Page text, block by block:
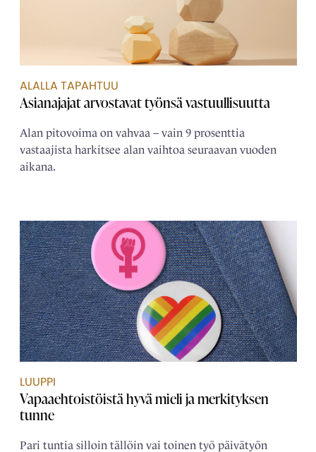
ALALLA TAPAHTUU
Asianajajat arvostavat työnsä vastuullisuutta
Alan pitovoima on vahvaa – vain 9 prosenttia
vastaajista harkitsee alan vaihtoa seuraavan vuoden
aikana.
LUUPPI
Vapaaehtoistöistä hyvä mieli ja merkityksen
tunne
Pari tuntia silloin tällöin vai toinen työ päivätyön